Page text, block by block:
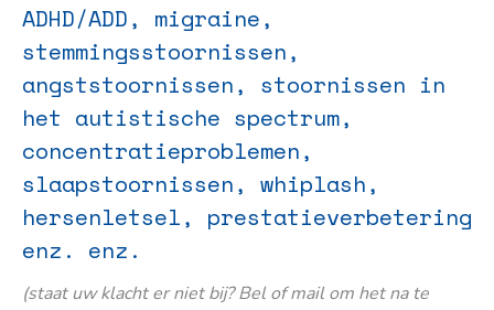
ADHD/ADD, migraine,
stemmingsstoornissen,
angststoornissen, stoornissen in
het autistische spectrum,
concentratieproblemen,
slaapstoornissen, whiplash,
hersenletsel, prestatieverbetering
enz. enz.
(staat uw klacht er niet bij? Bel of mail om het na te